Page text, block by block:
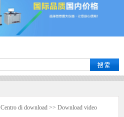
Centro di download >> Download video